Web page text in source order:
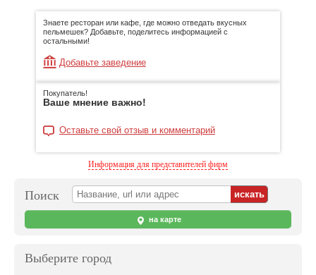
Знаете ресторан или кафе, где можно отведать вкусных
пельмешек? Добавьте, поделитесь информацией с
остальными!
Добавьте заведение
Покупатель!
Ваше мнение важно!
Оставьте свой отзыв и комментарий
Информация для представителей фирм
Поиск
на карте
Выберите город